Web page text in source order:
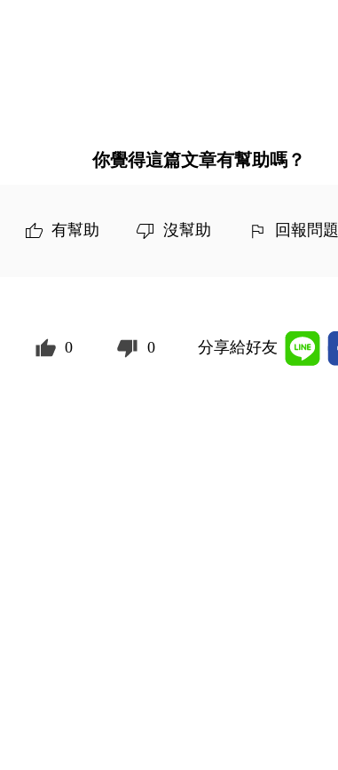
你覺得這篇文章有幫助嗎？
有幫助 沒幫助 回報問題
0 0 分享給好友